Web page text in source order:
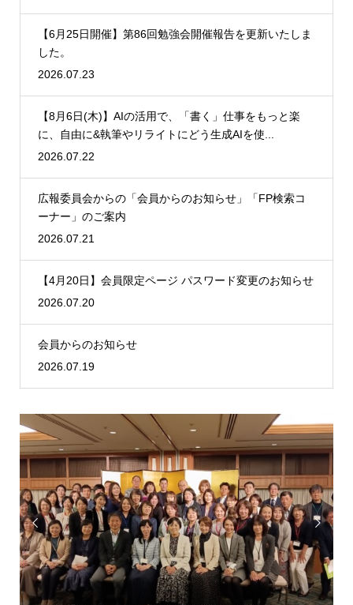
【6月25日開催】第86回勉強会開催報告を更新いたしま
した。
2026.07.23
【8月6日(木)】AIの活用で、「書く」仕事をもっと楽
に、自由に&執筆やリライトにどう生成AIを使...
2026.07.22
広報委員会からの「会員からのお知らせ」「FP検索コ
ーナー」のご案内
2026.07.21
【4月20日】会員限定ページ パスワード変更のお知らせ
2026.07.20
会員からのお知らせ
2026.07.19
 